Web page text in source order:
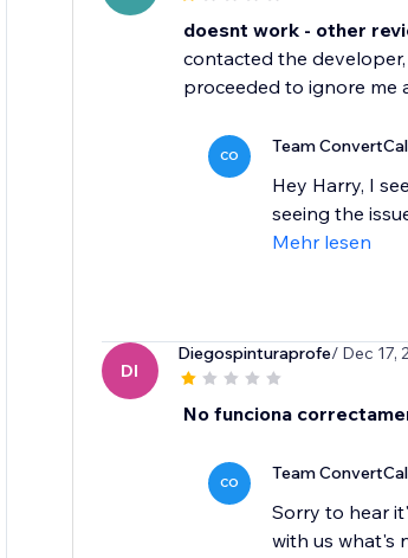
doesnt work - other
contacted the
proceeded to ignore me
CO Team
Hey Harry, I
seeing the
Mehr lesen
DI
Diegospinturaprofe/ Dec 17,
No funciona
CO Team
Sorry to hear
with us what's